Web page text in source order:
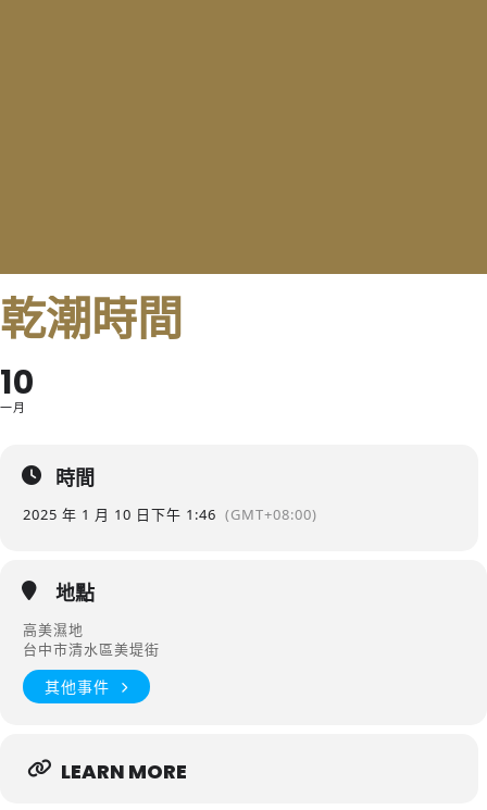
乾潮時間
10
一月
時間
2025 年 1 月 10 日下午 1:46 (GMT+08:00)
地點
高美濕地
台中市清水區美堤街
其他事件
LEARN MORE